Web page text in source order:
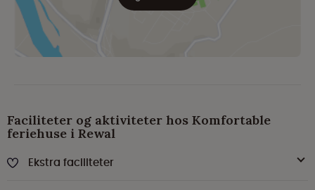
Faciliteter og aktiviteter hos Komfortable
feriehuse i Rewal
Ekstra faciliteter